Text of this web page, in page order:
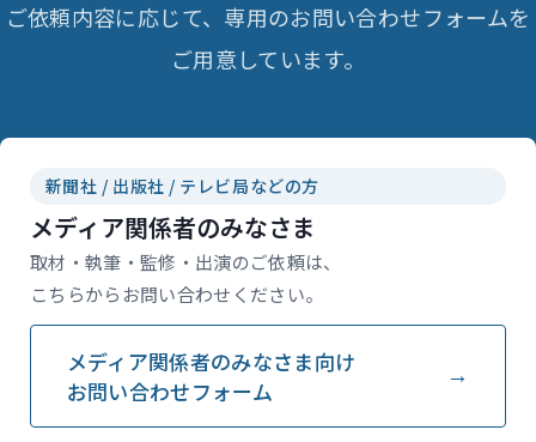
ご依頼内容に応じて、専用のお問い合わせフォームを
ご用意しています。
新聞社 / 出版社 / テレビ局などの方
メディア関係者のみなさま
取材・執筆・監修・出演のご依頼は、
こちらからお問い合わせください。
メディア関係者のみなさま向け
お問い合わせフォーム